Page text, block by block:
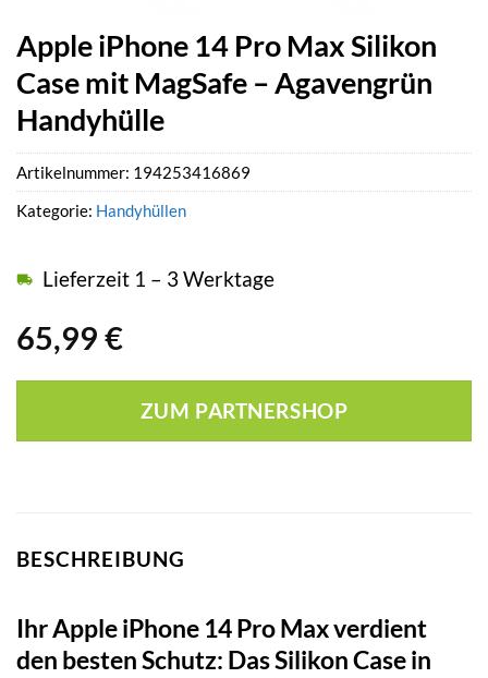
Apple iPhone 14 Pro Max Silikon
Case mit MagSafe – Agavengrün
Handyhülle
65,99 €
Lieferzeit 1 – 3 Werktage
ZUM PARTNERSHOP
Artikelnummer: 194253416869
Kategorie: Handyhüllen
BESCHREIBUNG
Ihr Apple iPhone 14 Pro Max verdient
den besten Schutz: Das Silikon Case in